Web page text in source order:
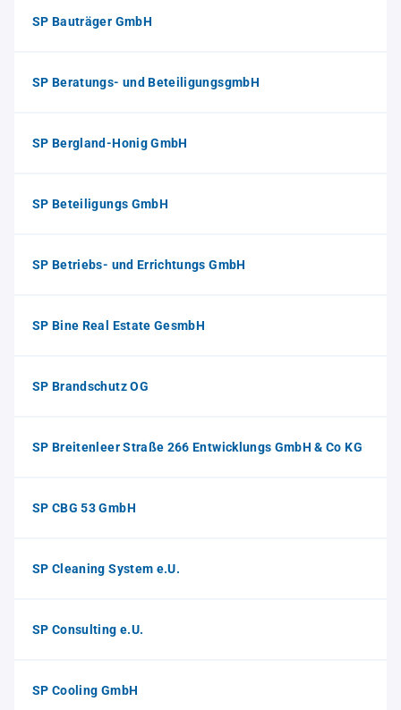
SP Bauträger GmbH
SP Beratungs- und BeteiligungsgmbH
SP Bergland-Honig GmbH
SP Beteiligungs GmbH
SP Betriebs- und Errichtungs GmbH
SP Bine Real Estate GesmbH
SP Brandschutz OG
SP Breitenleer Straße 266 Entwicklungs GmbH & Co KG
SP CBG 53 GmbH
SP Cleaning System e.U.
SP Consulting e.U.
SP Cooling GmbH